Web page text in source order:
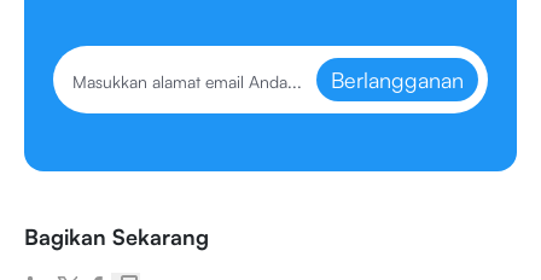
Berlangganan
Bagikan Sekarang